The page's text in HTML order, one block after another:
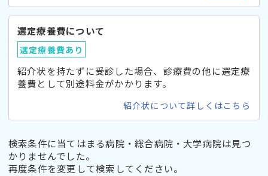
選定療養費について
選定療養費あり
紹介状を持たずに受診した場合、診療費の他に選定療
養費として別途料金がかかります。
紹介状について詳しくはこちら
検索条件に当てはまる病院・総合病院・大学病院は見つ
かりませんでした。
再度条件を変更して検索してください。